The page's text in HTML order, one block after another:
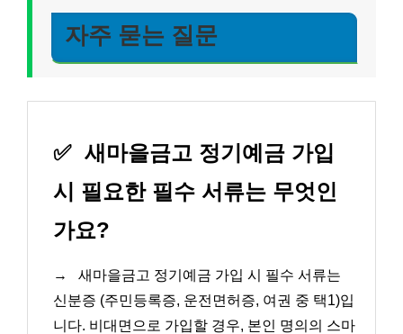
자주 묻는 질문
✅ 새마을금고 정기예금 가입
시 필요한 필수 서류는 무엇인
가요?
→
새마을금고 정기예금 가입 시 필수 서류는
신분증 (주민등록증, 운전면허증, 여권 중 택1)입
니다. 비대면으로 가입할 경우, 본인 명의의 스마